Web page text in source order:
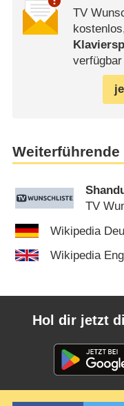
TV
TV
Wikipedia
Wikipedia
Hol dir jetzt